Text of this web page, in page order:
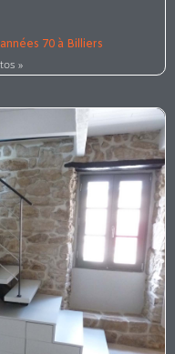
70 à Billiers
»